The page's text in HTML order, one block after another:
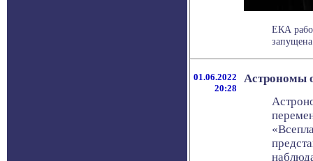
ЕКА
01.06.2022
20:28
Астрономы